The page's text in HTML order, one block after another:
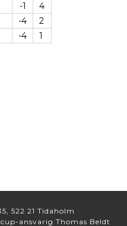
-1
4
-4
2
-4 1
522 21 Tidaholm
ansvarig Thomas Beldt